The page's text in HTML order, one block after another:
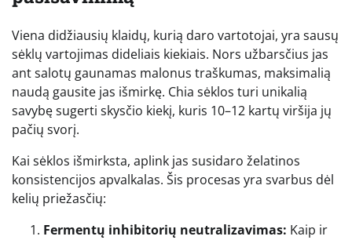
Viena didžiausių klaidų, kurią daro vartotojai, yra sausų
sėklų vartojimas dideliais kiekiais. Nors užbarsčius jas
ant salotų gaunamas malonus traškumas, maksimalią
naudą gausite jas išmirkę. Chia sėklos turi unikalią
savybę sugerti skysčio kiekį, kuris 10–12 kartų viršija jų
pačių svorį.
Kai sėklos išmirksta, aplink jas susidaro želatinos
konsistencijos apvalkalas. Šis procesas yra svarbus dėl
kelių priežasčių:
Fermentų inhibitorių neutralizavimas: Kaip ir